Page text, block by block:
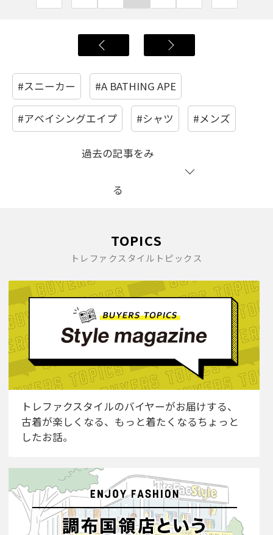
#スニーカー #A BATHING APE
#アベイシングエイプ #シャツ #メンズ
過去の記事をみ
る
TOPICS
トレファクスタイルトピックス
トレファクスタイルのバイヤーがお届けする、
古着が楽しくなる、もっと着たくなるちょっと
したお話。